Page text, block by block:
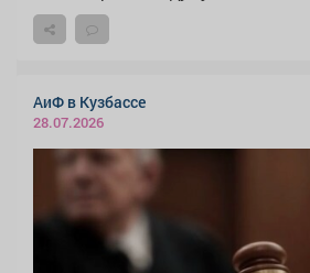
АиФ в Кузбассе
28.07.2026